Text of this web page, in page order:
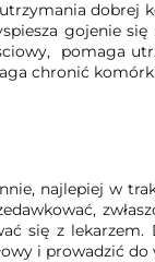
dobrej
gojenie
pomaga
chronić
najlepiej w
się z
i prowadzić